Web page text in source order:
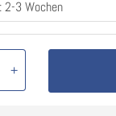
3 Wochen
+